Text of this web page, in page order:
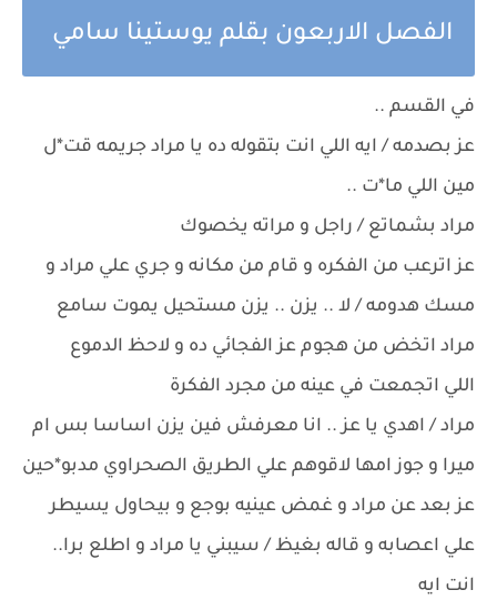
الفصل الاربعون بقلم يوستينا سامي
في القسم ..
عز بصدمه / ايه اللي انت بتقوله ده يا مراد جريمه قت*ل
مين اللي ما*ت ..
مراد بشماتع / راجل و مراته يخصوك
عز اترعب من الفكره و قام من مكانه و جري علي مراد و
مسك هدومه / لا .. يزن .. يزن مستحيل يموت سامع
مراد اتخض من هجوم عز الفجائي ده و لاحظ الدموع
اللي اتجمعت في عينه من مجرد الفكرة
مراد / اهدي يا عز .. انا معرفش فين يزن اساسا بس ام
ميرا و جوز امها لاقوهم علي الطريق الصحراوي مدبو*حين
عز بعد عن مراد و غمض عينيه بوجع و بيحاول يسيطر
علي اعصابه و قاله بغيظ / سيبني يا مراد و اطلع برا..
انت ايه